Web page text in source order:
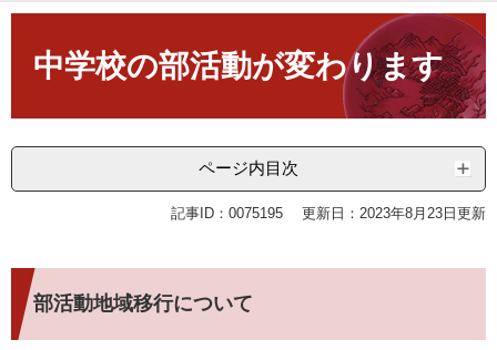
す
し
中学校の部活動が変わります
ページ内目次
記事ID：0075195 更新日：2023年8月23日更新
部活動地域移行について